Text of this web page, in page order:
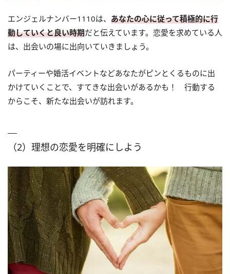
エンジェルナンバー1110は、 あなたの心に従って積極的に行
動していくと良い時期だと伝えています。恋愛を求めている人
は、出会いの場に出向いていきましょう。
パーティーや婚活イベントなどあなたがピンとくるものに出
かけていくことで、すてきな出会いがあるかも！ 行動する
からこそ、新たな出会いが訪れます。
（2）理想の恋愛を明確にしよう